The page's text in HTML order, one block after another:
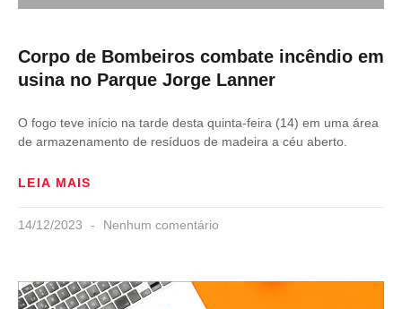
Corpo de Bombeiros combate incêndio em
usina no Parque Jorge Lanner
O fogo teve início na tarde desta quinta-feira (14) em uma área
de armazenamento de resíduos de madeira a céu aberto.
LEIA MAIS
14/12/2023 Nenhum comentário